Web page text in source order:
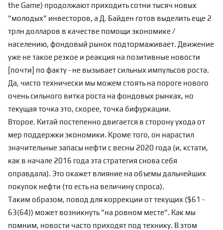
the Game) продолжают приходить сотни тысяч новых
"молодых" инвесторов, а Д. Байден готов выделить еще 2
трлн долларов в качестве помощи экономике /
населению, фондовый рынок подтормаживает. Движение
уже не такое резкое и реакция на позитивные новости
[почти] по факту - не вызывает сильных импульсов роста.
Да, чисто технически мы можем стоять на пороге нового
очень сильного витка роста на фондовых рынках, но
текущая точка это, скорее, точка бифуркации.
Второе. Китай постепенно двигается в сторону ухода от
мер поддержки экономики. Кроме того, он нарастил
значительные запасы нефти с весны 2020 года (и, кстати,
как в начале 2016 года эта стратегия снова себя
оправдала). Это окажет влияние на объемы дальнейших
покупок нефти (то есть на величину спроса).
Таким образом, повод для коррекции от текущих ($61 -
63(64)) может возникнуть "на ровном месте". Как мы
помним, новости часто приходят под технику. В этом